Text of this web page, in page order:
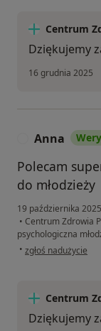
Centrum
Dziękujemy
16 grudnia 2025
Anna
Polecam
do młodzieży
19 października 2025
• Centrum Zdrowia
psychologiczna
• w opinii
zgłoś nadużycie
Centrum
Dziękujemy